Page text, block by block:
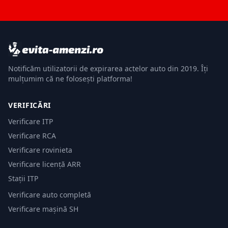
Notificăm utilizatorii de expirarea actelor auto din 2019. Îți
mulțumim că ne folosești platforma!
VERIFICĂRI
Verificare ITP
Verificare RCA
Verificare rovinieta
Verificare licență ARR
Stații ITP
Verificare auto completă
Verificare mașină SH